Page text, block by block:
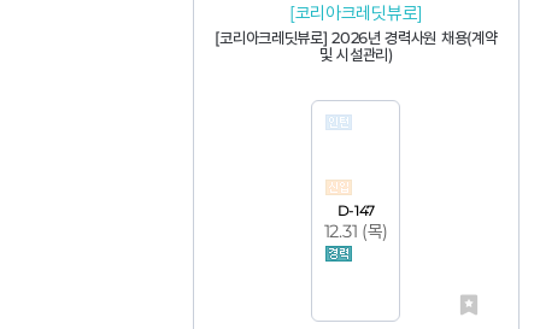
[코리아크레딧뷰로]
[코리아크레딧뷰로] 2026년 경력사원 채용(계약
및 시설관리)
D-147
12.31 (목)